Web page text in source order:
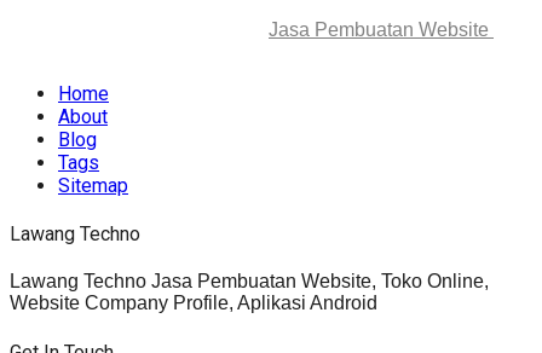
Jasa Pembuatan Website
Home
About
Blog
Tags
Sitemap
Lawang Techno
Lawang Techno Jasa Pembuatan Website, Toko Online,
Website Company Profile, Aplikasi Android